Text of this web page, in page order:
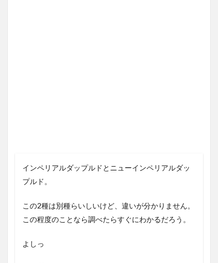
インペリアルダップルドとニューインペリアルダッ
プルド。
この2種は別種らいしいけど、違いが分かりません。
この程度のことなら調べたらすぐにわかるだろう。
よしっ